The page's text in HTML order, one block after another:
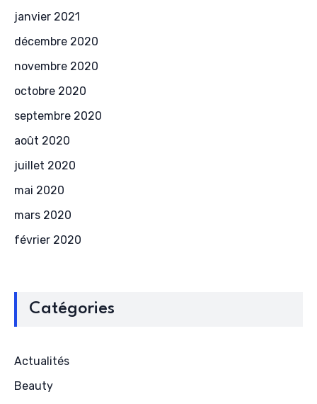
janvier 2021
décembre 2020
novembre 2020
octobre 2020
septembre 2020
août 2020
juillet 2020
mai 2020
mars 2020
février 2020
Catégories
Actualités
Beauty